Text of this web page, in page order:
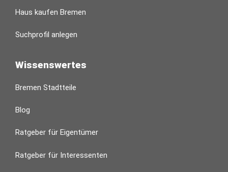
Haus kaufen Bremen
Suchprofil anlegen
Wissenswertes
Bremen Stadtteile
Blog
Ratgeber für Eigentümer
Ratgeber für Interessenten